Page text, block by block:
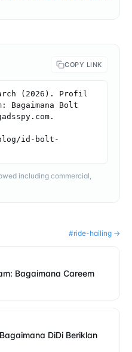
COPY LINK
(2026). Profil
Bagaimana Bolt
id-bolt-
including commercial,
#ride-hailing →
Bagaimana Careem
DiDi Beriklan